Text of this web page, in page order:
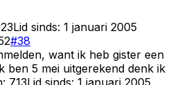
Lid sinds: 1 januari 2005
#38
want ik heb gister een
ben 5 mei uitgerekend denk ik
713Lid sinds: 1 januari 2005